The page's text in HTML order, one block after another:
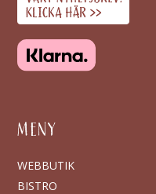
MENY
WEBBUTIK
BISTRO